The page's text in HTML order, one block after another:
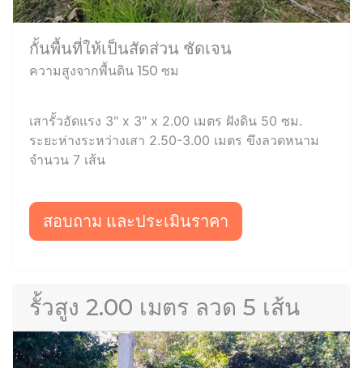
กั้นพื้นที่ให้เป็นสัดส่วน ชัดเจน
ความสูงจากพื้นดิน 150 ซม
เสารั้วอัดแรง 3" x 3" x 2.00 เมตร ฝังดิน 50 ซม.
ระยะห่างระหว่างเสา 2.50-3.00 เมตร ขึงลวดหนาม
จำนวน 7 เส้น
สอบถาม และประเมินราคา
รั้วสูง 2.00 เมตร ลวด 5 เส้น